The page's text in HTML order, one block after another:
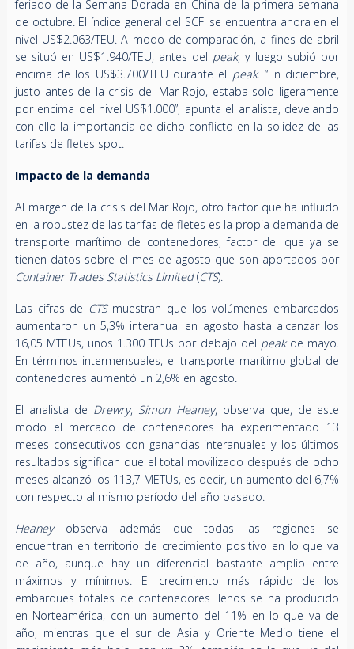
feriado de la Semana Dorada en China de la primera semana
de octubre. El índice general del SCFI se encuentra ahora en el
nivel US$2.063/TEU. A modo de comparación, a fines de abril
se situó en US$1.940/TEU, antes del peak, y luego subió por
encima de los US$3.700/TEU durante el peak. “En diciembre,
justo antes de la crisis del Mar Rojo, estaba solo ligeramente
por encima del nivel US$1.000”, apunta el analista, develando
con ello la importancia de dicho conflicto en la solidez de las
tarifas de fletes spot.
Impacto de la demanda
Al margen de la crisis del Mar Rojo, otro factor que ha influido
en la robustez de las tarifas de fletes es la propia demanda de
transporte marítimo de contenedores, factor del que ya se
tienen datos sobre el mes de agosto que son aportados por
Container Trades Statistics Limited(CTS).
Las cifras de CTSmuestran que los volúmenes embarcados
aumentaron un 5,3% interanual en agosto hasta alcanzar los
16,05 MTEUs, unos 1.300 TEUs por debajo del peak de mayo.
En términos intermensuales, el transporte marítimo global de
contenedores aumentó un 2,6% en agosto.
El analista de Drewry, Simon Heaney, observa que, de este
modo el mercado de contenedores ha experimentado 13
meses consecutivos con ganancias interanuales y los últimos
resultados significan que el total movilizado después de ocho
meses alcanzó los 113,7 METUs, es decir, un aumento del 6,7%
con respecto al mismo período del año pasado.
Heaneyobserva además que todas las regiones se
encuentran en territorio de crecimiento positivo en lo que va
de año, aunque hay un diferencial bastante amplio entre
máximos y mínimos. El crecimiento más rápido de los
embarques totales de contenedores llenos se ha producido
en Norteamérica, con un aumento del 11% en lo que va de
año, mientras que el sur de Asia y Oriente Medio tiene el